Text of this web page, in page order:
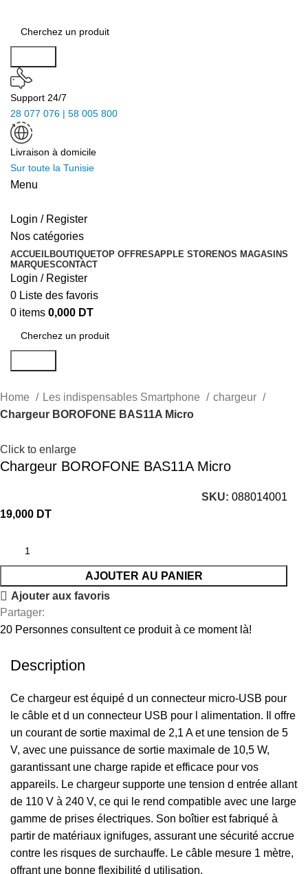
Support 24/7
28 077 076 | 58 005 800
Livraison à domicile
Sur toute la Tunisie
Menu
Login / Register
Nos catégories
ACCUEILBOUTIQUETOP OFFRESAPPLE STORENOS MAGASINS
MARQUESCONTACT
Login / Register
0 Liste des favoris
0 items 0,000 DT
Home Les indispensables Smartphone
chargeur
Chargeur BOROFONE BAS11A Micro
Click to enlarge
Chargeur BOROFONE BAS11A Micro
SKU:088014001
19,000 DT
AJOUTER AU PANIER
Ajouter aux favoris
Partager:
20 Personnes consultent ce produit à ce moment là!
Description
Ce chargeur est équipé d un connecteur micro-USB pour
le câble et d un connecteur USB pour l alimentation. Il offre
un courant de sortie maximal de 2,1 A et une tension de 5
V, avec une puissance de sortie maximale de 10,5 W,
garantissant une charge rapide et efficace pour vos
appareils. Le chargeur supporte une tension d entrée allant
de 110 V à 240 V, ce qui le rend compatible avec une large
gamme de prises électriques. Son boîtier est fabriqué à
partir de matériaux ignifuges, assurant une sécurité accrue
contre les risques de surchauffe. Le câble mesure 1 mètre,
offrant une bonne flexibilité d utilisation.